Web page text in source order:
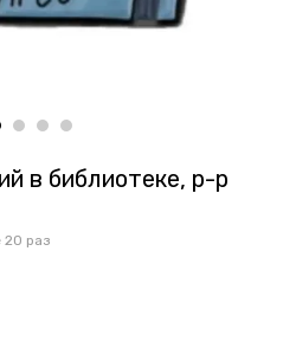
в библиотеке, р-р
20 раз